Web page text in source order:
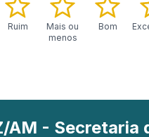
Ruim
Mais ou
menos
Bom
AM - Secretaria